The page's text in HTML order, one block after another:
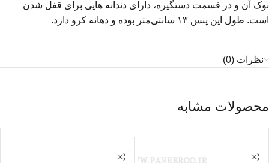
نوک آن و در قسمت دستگیره، دارای دندانه هایی برای قفل شدن
است. طول این پنس ۱۳ سانتی‌متر بوده و دهانه کرو دارد.
نظرات (0)
محصولات مشابه